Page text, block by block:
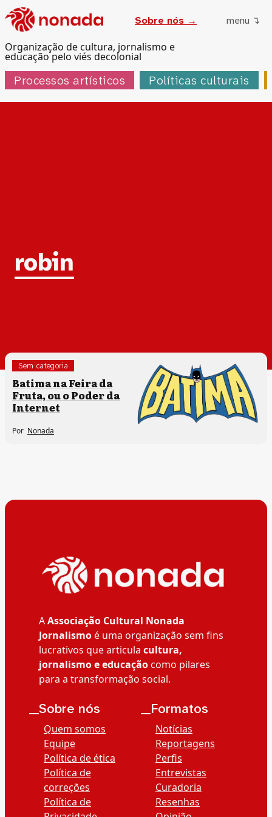
Organização de cultura, jornalismo e
educação pelo viés decolonial
Sobre nós → menu ↴
Processos artísticos Políticas culturais
Tag:
robin
Sem categoria
Batima na Feira da
Fruta, ou o Poder da
Internet
Por Nonada
AAssociação Cultural Nonada
Jornalismoé uma organização sem fins
lucrativos que articula cultura,
jornalismo e educaçãocomo pilares
para a transformação social.
__Sobre nós
Quem somos
Equipe
Política de ética
Política de
correções
Política de
__Formatos
Notícias
Reportagens
Perfis
Entrevistas
Curadoria
Resenhas